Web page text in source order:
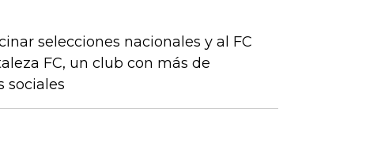
selecciones nacionales y al FC
FC, un club con más de
sociales